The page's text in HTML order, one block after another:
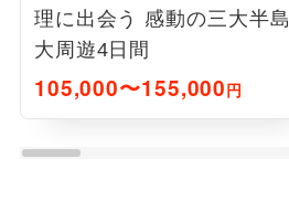
理に出会う 感動の三大半島
大周遊4日間
105,000〜155,000円